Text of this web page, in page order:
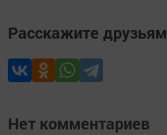
Расскажите друзьям
Нет комментариев